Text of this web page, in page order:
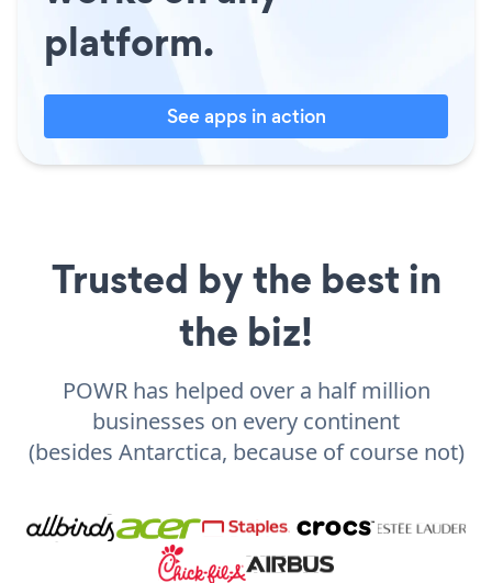
platform.
See apps in action
Trusted by the best in
the biz!
POWR has helped over a half million
businesses on every continent
(besides Antarctica, because of course not)